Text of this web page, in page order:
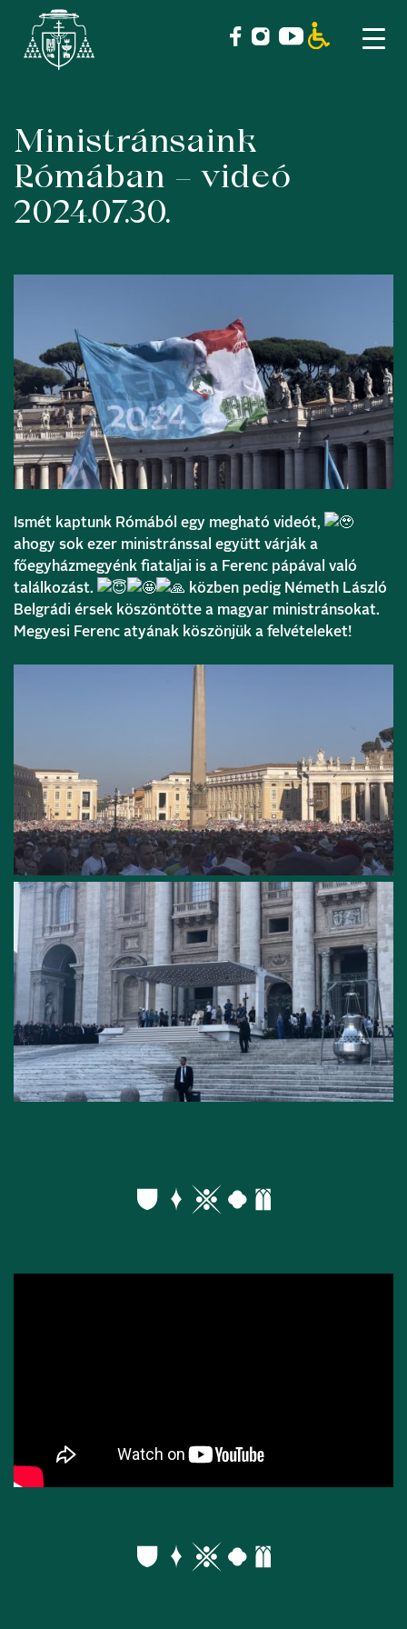
Skip
content
Ministránsaink
Rómában – videó
2024.07.30.
Ismét kaptunk Rómából egy megható videót,
ahogy sok ezer ministránssal együtt várják a
főegyházmegyénk fiataljai is a Ferenc pápával való
találkozást.
közben pedig Németh László
Belgrádi érsek köszöntötte a magyar ministránsokat.
Megyesi Ferenc atyának köszönjük a felvételeket!